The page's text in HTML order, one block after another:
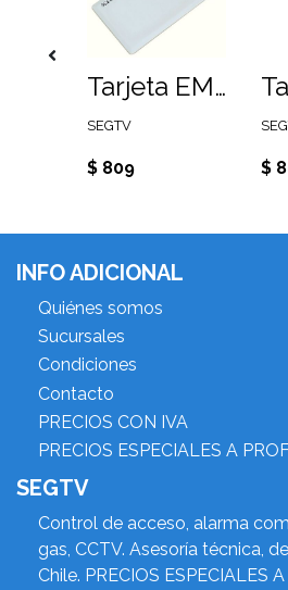
Tarjeta EM gruesa 125KHz
SEGTV
$ 809 $
INFO ADICIONAL
Quiénes somos
Sucursales
Condiciones
Contacto
PRECIOS CON IVA
SEGTV
Control de acceso, alarma
gas, CCTV. Asesoría técnica,
Chile. PRECIOS ESPECIALES